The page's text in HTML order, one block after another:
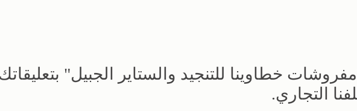
خطاوينا للتنجيد والستاير الجبيل"
التجاري.